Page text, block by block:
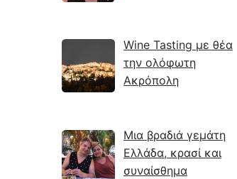
Wine Tasting με θέα
την ολόφωτη
Ακρόπολη
Μια βραδιά γεμάτη
Ελλάδα, κρασί και
συναίσθημα